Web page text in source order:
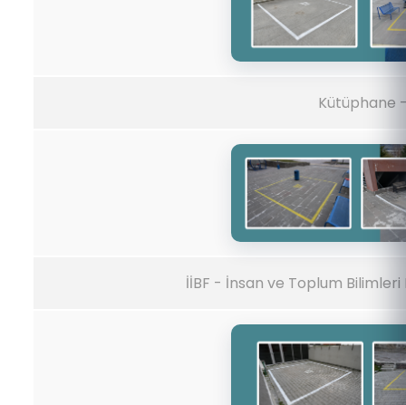
Kütüphane
İİBF - İnsan ve Toplum